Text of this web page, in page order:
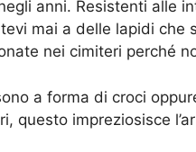
anni. Resistenti alle
mai a delle lapidi che
nei cimiteri perché
a forma di croci
impreziosisce